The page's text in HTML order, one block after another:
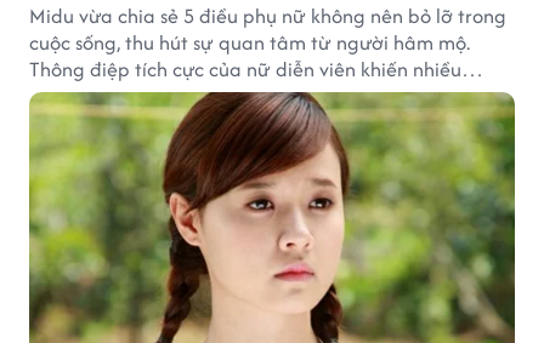
Midu vừa chia sẻ 5 điều phụ nữ không nên bỏ lỡ trong
cuộc sống, thu hút sự quan tâm từ người hâm mộ.
Thông điệp tích cực của nữ diễn viên khiến nhiều
người đồng cảm khi nhìn lại hành trình sự nghiệp và
hạnh phúc hiện tại của cô.